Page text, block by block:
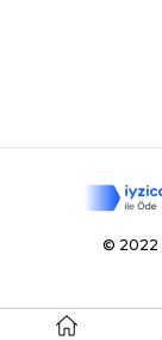
© 2022